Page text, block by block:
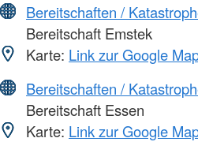
Bereitschaften /
Bereitschaft Emstek
Karte: Link zur Google
Bereitschaften /
Bereitschaft Essen
Karte: Link zur Google